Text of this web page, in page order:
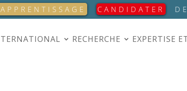
CANDIDATER
RECHERCHE EXPERTISE